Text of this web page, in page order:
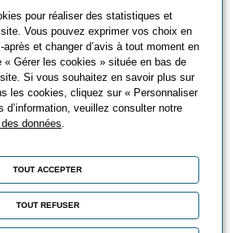
(France Compétences)
VAE va évoluer
du 23/12/2023) :
relatives aux parcours de VAE
débutant à compter du 1er janvier
à l’utilisation du portail France
jusqu’au 31
selon un calendrier qui sera défini
l’intégration progressive des
sur ce portail.
relatifs à une certification non
pour réaliser des statistiques et
Vous pouvez exprimer vos choix en
et changer d’avis à tout moment en
« Gérer les cookies » située en bas de
Si vous souhaitez en savoir plus sur
les cookies, cliquez sur « Personnaliser
d’information, veuillez consulter notre
données.
TOUT ACCEPTER
TOUT REFUSER